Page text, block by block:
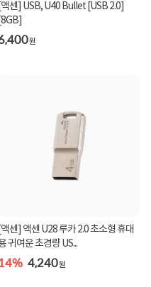
[액센] USB, U40 Bullet [USB 2.0]
[8GB]
원
[액센] 액센 U28 루카 2.0 초소형 휴대
귀여운 초경량 US...
14% 4,240원